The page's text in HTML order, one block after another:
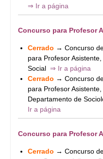
⇒ Ir a página
Concurso para Profesor
Cerrado → Concurso
para Profesor
Social ⇒ Ir a página
Cerrado → Concurso
para Profesor
Departamento de
Ir a página
Concurso para Profesor
Cerrado → Concurso